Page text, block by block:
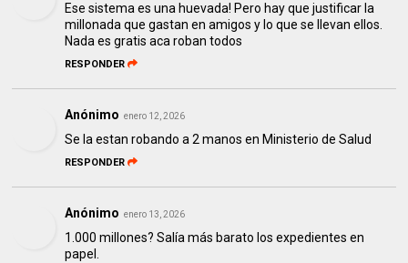
Ese sistema es una huevada! Pero hay que justificar la
millonada que gastan en amigos y lo que se llevan ellos.
Nada es gratis aca roban todos
RESPONDER
Anónimo enero 12, 2026
Se la estan robando a 2 manos en Ministerio de Salud
RESPONDER
Anónimo enero 13, 2026
1.000 millones? Salía más barato los expedientes en
papel.